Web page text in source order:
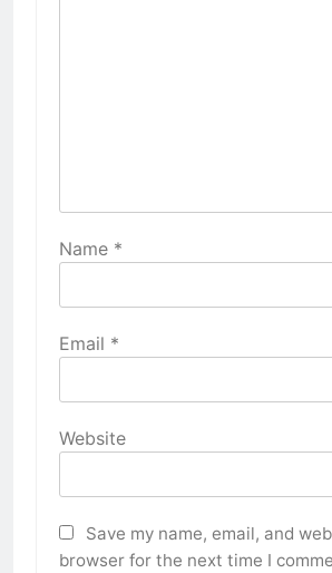
Name *
Email *
Website
Save my name, email, and
browser for the next time I